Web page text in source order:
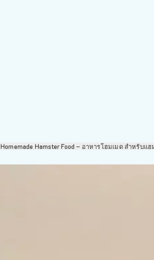
Homemade Hamster Food – อาหารโฮมเมด สำหรับ